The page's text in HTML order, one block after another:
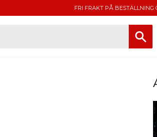
FRI FRAKT PÅ BESTÄLLNING